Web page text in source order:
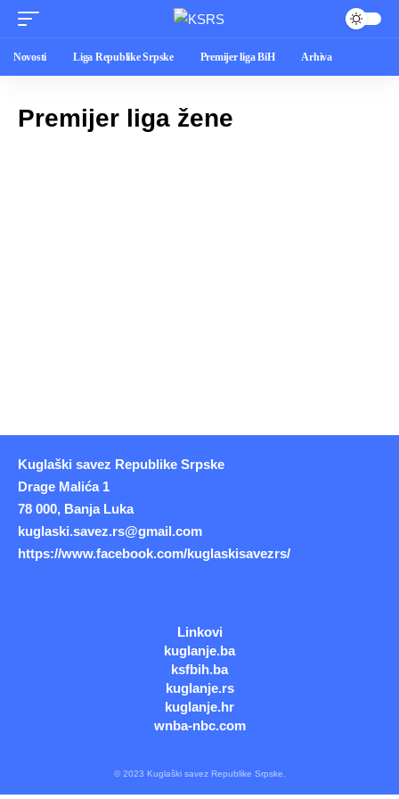
Novosti Liga Republike Srpske Premijer liga BiH Arhiva
Premijer liga žene
Kuglaški savez Republike Srpske
Drage Malića 1
78 000, Banja Luka
kuglaski.savez.rs@gmail.com
https://www.facebook.com/kuglaskisavezrs/
Linkovi
kuglanje.ba
ksfbih.ba
kuglanje.rs
kuglanje.hr
wnba-nbc.com
© 2023 Kuglaški savez Republike Srpske.